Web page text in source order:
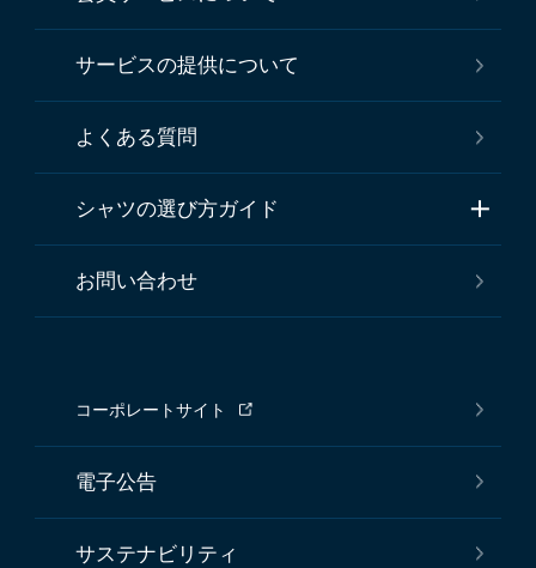
サービスの提供について
よくある質問
シャツの選び方ガイド
お問い合わせ
コーポレートサイト
電子公告
サステナビリティ